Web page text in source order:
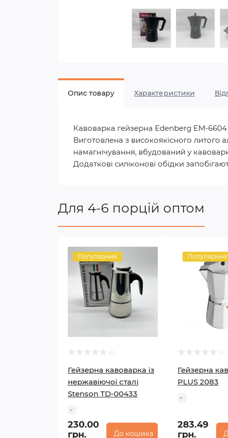
Опис товару Характеристики
Кавоварка гейзерна Edenberg EM-
Виготовлена з високоякісного литого
намагнічування, вбудований у
Додаткові силіконові обідки
Для 4-6 порцій оптом
Популярний
Гейзерна кавоварка із
нержавіючої сталі
Stenson TD-00433
230.00
грн.
До кошика
Популярний
Гейзерна
PLUS 2083
283.49
грн.